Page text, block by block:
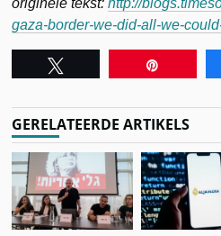
gaza-border-we-did-all-we-
GERELATEERDE ARTIKELS